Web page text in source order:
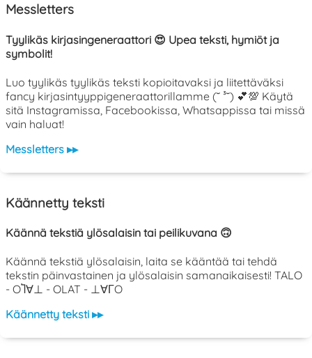
Messletters
Tyylikäs kirjasingeneraattori 😍 Upea teksti, hymiöt ja
symbolit!
Luo tyylikäs tyylikäs teksti kopioitavaksi ja liitettäväksi
fancy kirjasintyyppigeneraattorillamme (˘ ³˘) 💕💯 Käytä
sitä Instagramissa, Facebookissa, Whatsappissa tai missä
vain haluat!
Messletters ▸▸
Käännetty teksti
Käännä tekstiä ylösalaisin tai peilikuvana 🙃
Käännä tekstiä ylösalaisin, laita se kääntää tai tehdä
tekstin päinvastainen ja ylösalaisin samanaikaisesti! TALO
- OႨ∀⊥ - OLAT - ⊥∀ΓO
Käännetty teksti ▸▸